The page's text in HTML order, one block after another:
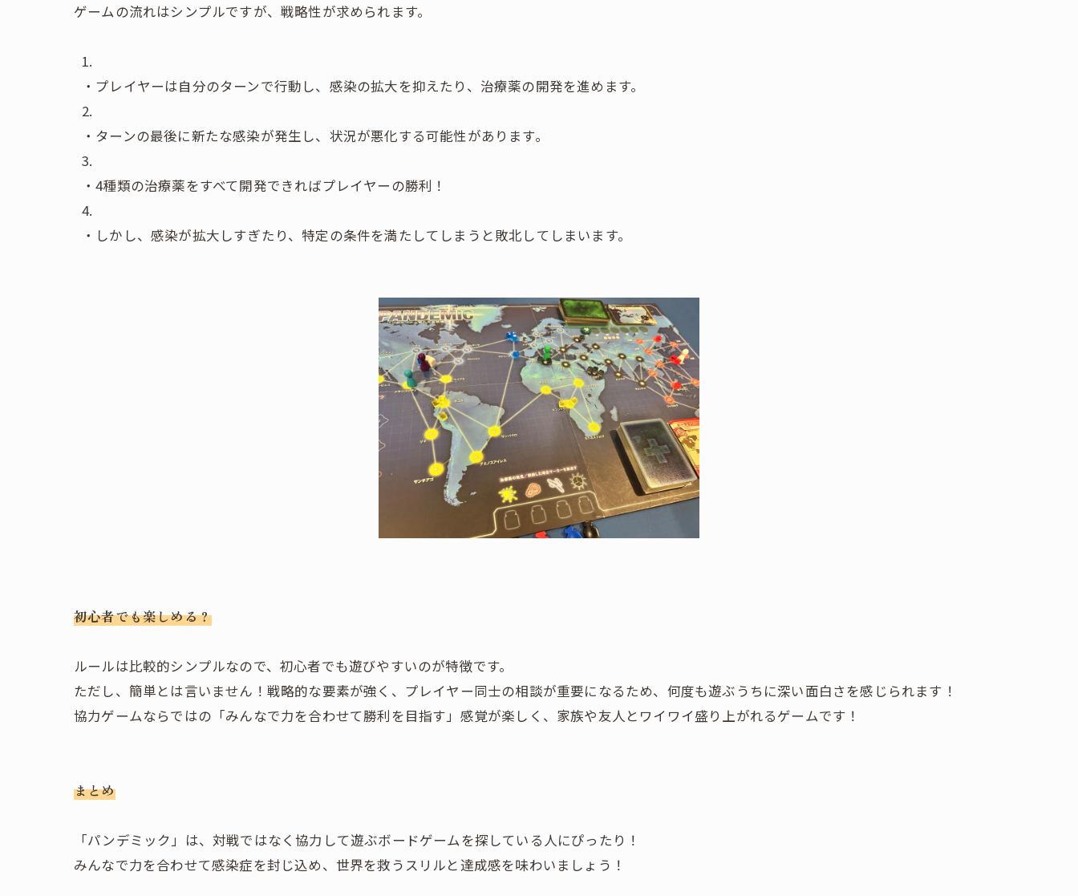
ゲームの流れはシンプルですが、戦略性が求められます。
・プレイヤーは自分のターンで行動し、感染の拡大を抑えたり、治療薬の開発を進めます。
・ターンの最後に新たな感染が発生し、状況が悪化する可能性があります。
・4種類の治療薬をすべて開発できればプレイヤーの勝利！
・しかし、感染が拡大しすぎたり、特定の条件を満たしてしまうと敗北してしまいます。
初心者でも楽しめる？
ルールは比較的シンプルなので、初心者でも遊びやすいのが特徴です。
ただし、簡単とは言いません！戦略的な要素が強く、プレイヤー同士の相談が重要になるため、何度も遊ぶうちに深い面白さを感じられます！
協力ゲームならではの「みんなで力を合わせて勝利を目指す」感覚が楽しく、家族や友人とワイワイ盛り上がれるゲームです！
まとめ
「パンデミック」は、対戦ではなく協力して遊ぶボードゲームを探している人にぴったり！
みんなで力を合わせて感染症を封じ込め、世界を救うスリルと達成感を味わいましょう！